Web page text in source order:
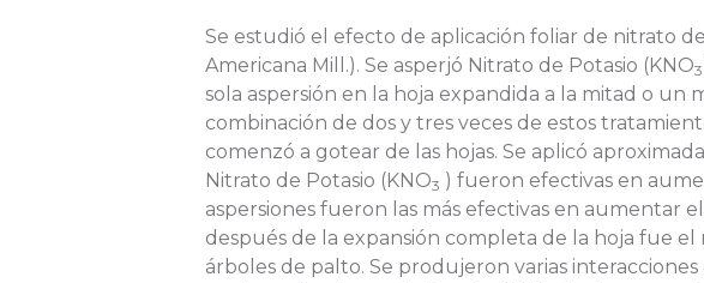
Se estudió el efecto de aplicación foliar de nitrato
Americana Mill.). Se asperjó Nitrato de Potasio (KNO3
sola aspersión en la hoja expandida a la mitad o
combinación de dos y tres veces de estos
comenzó a gotear de las hojas. Se aplicó
Nitrato de Potasio (KNO3 ) fueron efectivas en
aspersiones fueron las más efectivas en aumentar
después de la expansión completa de la hoja fue
árboles de palto. Se produjeron varias